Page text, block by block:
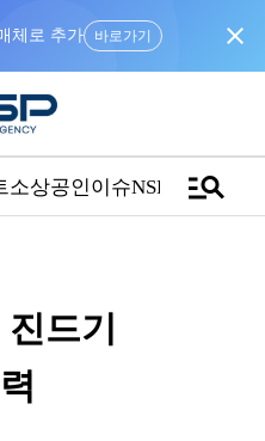
체로 추가 바로가기 close
소상공인이슈NSPTVmanage_search
드기